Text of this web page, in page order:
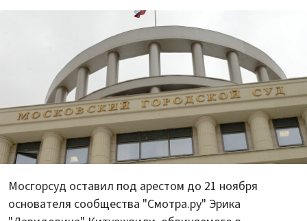
Мосгорсуд оставил под арестом до 21 ноября
основателя сообщества "Смотра.ру" Эрика